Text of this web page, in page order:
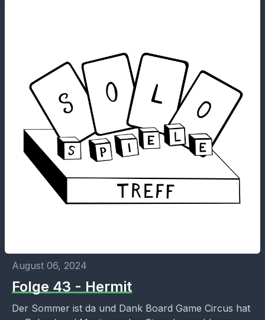
August 06, 2024
Folge 43 - Hermit
Der Sommer ist da und Dank Board Game Circus hat